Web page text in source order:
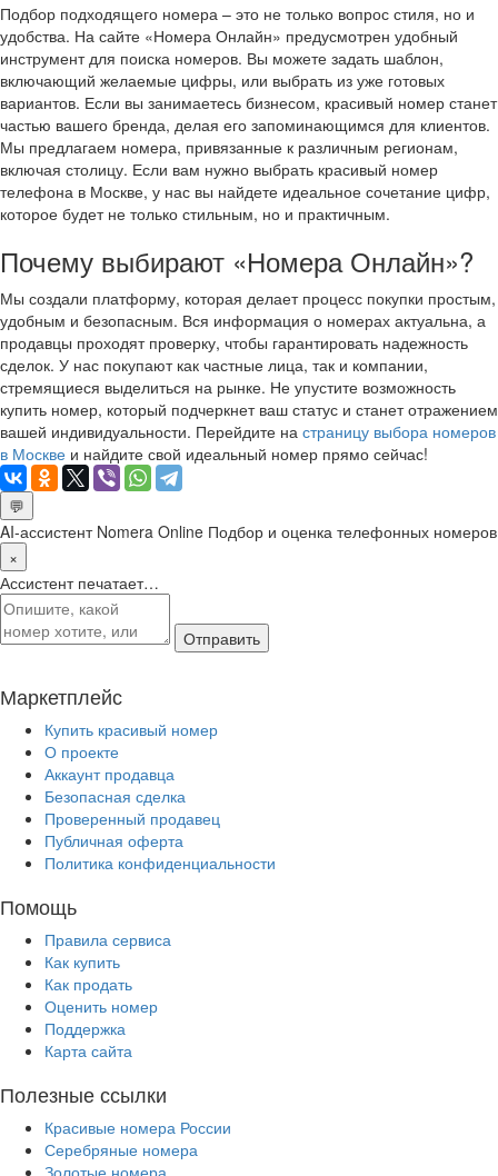
Подбор подходящего номера – это не только вопрос стиля, но и
удобства. На сайте «Номера Онлайн» предусмотрен удобный
инструмент для поиска номеров. Вы можете задать шаблон,
включающий желаемые цифры, или выбрать из уже готовых
вариантов. Если вы занимаетесь бизнесом, красивый номер станет
частью вашего бренда, делая его запоминающимся для клиентов.
Мы предлагаем номера, привязанные к различным регионам,
включая столицу. Если вам нужно выбрать красивый номер
телефона в Москве, у нас вы найдете идеальное сочетание цифр,
которое будет не только стильным, но и практичным.
Почему выбирают «Номера Онлайн»?
Мы создали платформу, которая делает процесс покупки простым,
удобным и безопасным. Вся информация о номерах актуальна, а
продавцы проходят проверку, чтобы гарантировать надежность
сделок. У нас покупают как частные лица, так и компании,
стремящиеся выделиться на рынке. Не упустите возможность
купить номер, который подчеркнет ваш статус и станет отражением
вашей индивидуальности. Перейдите на страницу выбора номеров
в Москве и найдите свой идеальный номер прямо сейчас!
💬
AI-ассистент Nomera Online Подбор и оценка телефонных номеров
×
Ассистент печатает…
Отправить
Маркетплейс
Купить красивый номер
О проекте
Аккаунт продавца
Безопасная сделка
Проверенный продавец
Публичная оферта
Политика конфиденциальности
Помощь
Правила сервиса
Как купить
Как продать
Оценить номер
Поддержка
Карта сайта
Полезные ссылки
Красивые номера России
Серебряные номера
Золотые номера